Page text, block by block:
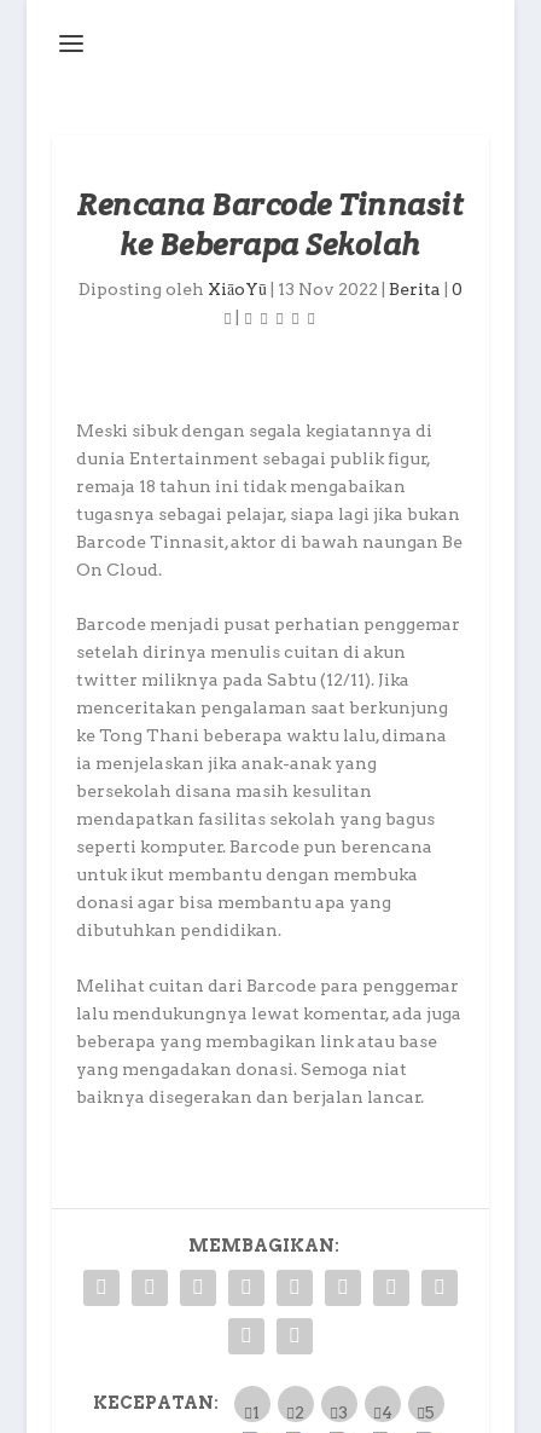
Rencana Barcode Tinnasit
ke Beberapa Sekolah
Diposting oleh XiāoYū 13 Nov 2022 Berita
0
Meski sibuk dengan segala kegiatannya di
dunia Entertainment sebagai publik figur,
remaja 18 tahun ini tidak mengabaikan
tugasnya sebagai pelajar, siapa lagi jika bukan
Barcode Tinnasit, aktor di bawah naungan Be
On Cloud.
Barcode menjadi pusat perhatian penggemar
setelah dirinya menulis cuitan di akun
twitter miliknya pada Sabtu (12/11). Jika
menceritakan pengalaman saat berkunjung
ke Tong Thani beberapa waktu lalu, dimana
ia menjelaskan jika anak-anak yang
bersekolah disana masih kesulitan
mendapatkan fasilitas sekolah yang bagus
seperti komputer. Barcode pun berencana
untuk ikut membantu dengan membuka
donasi agar bisa membantu apa yang
dibutuhkan pendidikan.
Melihat cuitan dari Barcode para penggemar
lalu mendukungnya lewat komentar, ada juga
beberapa yang membagikan link atau base
yang mengadakan donasi. Semoga niat
baiknya disegerakan dan berjalan lancar.
MEMBAGIKAN:
KECEPATAN: